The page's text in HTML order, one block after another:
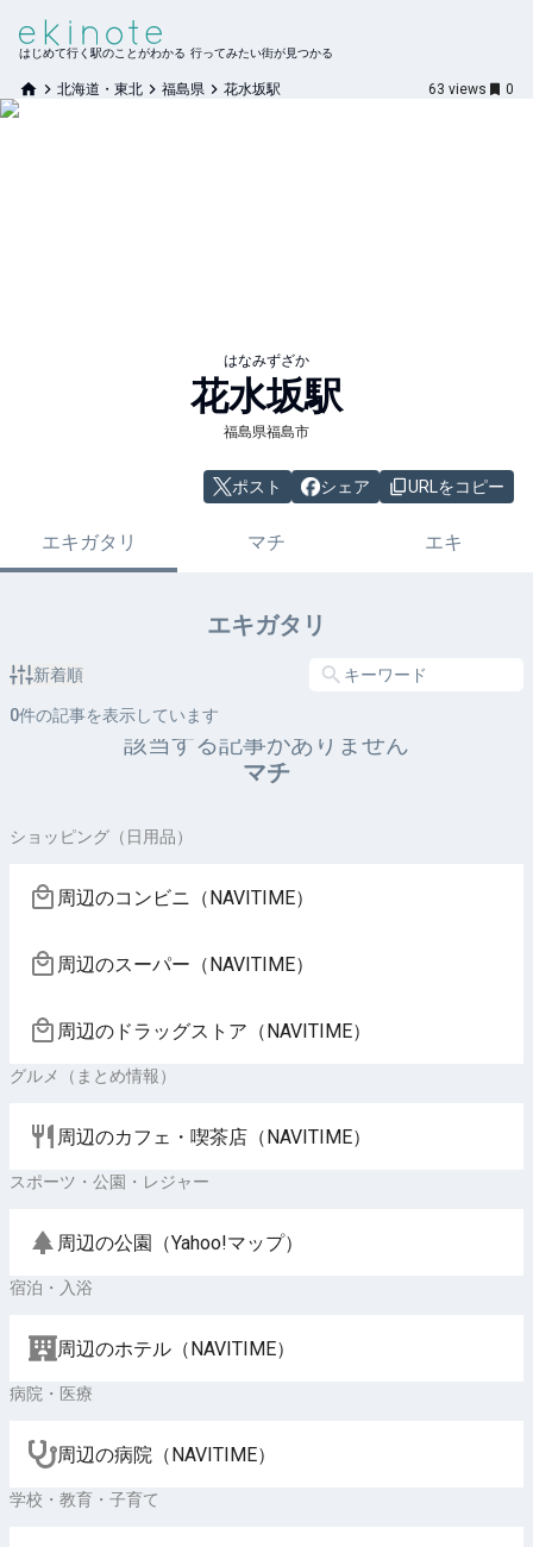
はじめて行く駅のことがわかる 行ってみたい街が見つかる
北海道・東北 福島県 花水坂駅 63 views 0
はなみずざか
花水坂駅
福島県福島市
ポスト シェア URLをコピー
エキガタリ マチ エキ
エキガタリ
新着順
0件の記事を表示しています
該当する記事がありません
マチ
ショッピング（日用品）
周辺のコンビニ（NAVITIME）
周辺のスーパー（NAVITIME）
周辺のドラッグストア（NAVITIME）
グルメ（まとめ情報）
周辺のカフェ・喫茶店（NAVITIME）
スポーツ・公園・レジャー
周辺の公園（Yahoo!マップ）
宿泊・入浴
周辺のホテル（NAVITIME）
病院・医療
周辺の病院（NAVITIME）
学校・教育・子育て